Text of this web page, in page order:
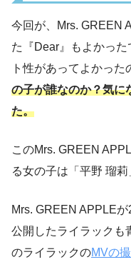
今回が、Mrs. GREEN
た『Dear』もよかっ
ト性があってよかった
の子が誰なのか？気に
た。
このMrs. GREEN
る女の子は「平野 瑠
Mrs. GREEN APPLE
公開したライラックも
のライラックのMVの